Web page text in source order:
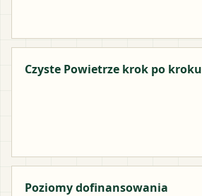
Czyste Powietrze krok po kroku
Poziomy dofinansowania